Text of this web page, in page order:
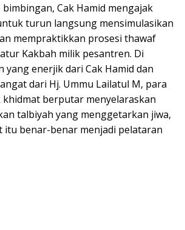
Cak Hamid mengajak
turun langsung mensimulasikan
mempraktikkan prosesi thawaf
Kakbah milik pesantren. Di
yang enerjik dari Cak Hamid dan
dari Hj. Ummu Lailatul M, para
berputar menyelaraskan
talbiyah yang menggetarkan jiwa,
itu benar-benar menjadi pelataran